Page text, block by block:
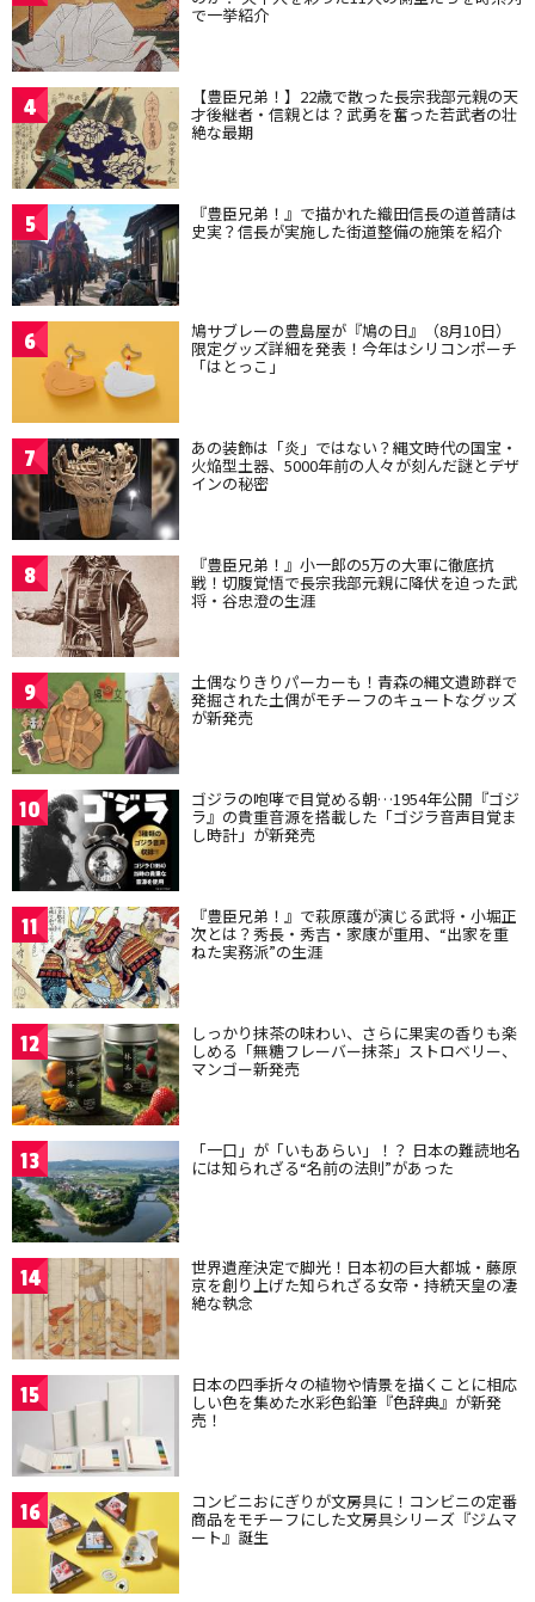
で一挙紹介
4 【豊臣兄弟！】22歳で散った長宗我部元親の天
才後継者・信親とは？武勇を奮った若武者の壮
絶な最期
5 『豊臣兄弟！』で描かれた織田信長の道普請は
史実？信長が実施した街道整備の施策を紹介
6 鳩サブレーの豊島屋が『鳩の日』（8月10日）
限定グッズ詳細を発表！今年はシリコンポーチ
「はとっこ」
7 あの装飾は「炎」ではない？縄文時代の国宝・
火焔型土器、5000年前の人々が刻んだ謎とデザ
インの秘密
8 『豊臣兄弟！』小一郎の5万の大軍に徹底抗
戦！切腹覚悟で長宗我部元親に降伏を迫った武
将・谷忠澄の生涯
9 土偶なりきりパーカーも！青森の縄文遺跡群で
発掘された土偶がモチーフのキュートなグッズ
が新発売
10 ゴジラの咆哮で目覚める朝…1954年公開『ゴジ
ラ』の貴重音源を搭載した「ゴジラ音声目覚ま
し時計」が新発売
11 『豊臣兄弟！』で萩原護が演じる武将・小堀正
次とは？秀長・秀吉・家康が重用、“出家を重
ねた実務派”の生涯
12 しっかり抹茶の味わい、さらに果実の香りも楽
しめる「無糖フレーバー抹茶」ストロベリー、
マンゴー新発売
13 「一口」が「いもあらい」！？ 日本の難読地名
には知られざる“名前の法則”があった
14 世界遺産決定で脚光！日本初の巨大都城・藤原
京を創り上げた知られざる女帝・持統天皇の凄
絶な執念
15 日本の四季折々の植物や情景を描くことに相応
しい色を集めた水彩色鉛筆『色辞典』が新発
売！
16 コンビニおにぎりが文房具に！コンビニの定番
商品をモチーフにした文房具シリーズ『ジムマ
ート』誕生